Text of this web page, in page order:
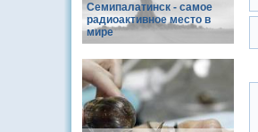
Семипалатинск - cамое
радиоактивное место в
мире